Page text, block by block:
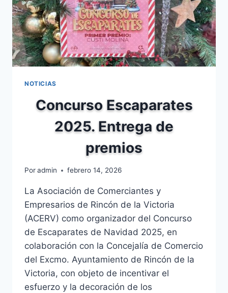
NOTICIAS
Concurso Escaparates
2025. Entrega de
premios
Poradmin febrero 14, 2026
La Asociación de Comerciantes y
Empresarios de Rincón de la Victoria
(ACERV) como organizador del Concurso
de Escaparates de Navidad 2025, en
colaboración con la Concejalía de Comercio
del Excmo. Ayuntamiento de Rincón de la
Victoria, con objeto de incentivar el
esfuerzo y la decoración de los